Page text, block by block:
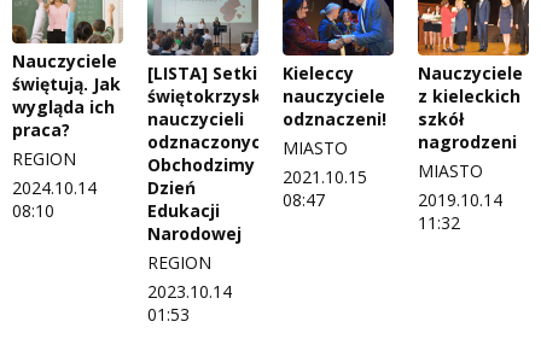
Historia na fali
Modna kultura
OdNowa
Pacjent, którego nie zapomnę
Piąta strona świata
Prawdę mówiąc
O nas
Regulamin programu Patron
Zespół
Logo do pobrania
Regulamin konkursów
Regulamin przesyłania materiałów
Regulamin sklepu internetowego
Nauczyciele
świętują. Jak
wygląda ich
praca?
REGION
2024.10.14
08:10
[LISTA] Setki
świętokrzyskich
nauczycieli
odznaczonych.
Obchodzimy
Dzień
Edukacji
Narodowej
REGION
2023.10.14
01:53
Kieleccy
nauczyciele
odznaczeni!
MIASTO
2021.10.15
08:47
Nauczyciele
z kieleckich
szkół
nagrodzeni
MIASTO
2019.10.14
11:32